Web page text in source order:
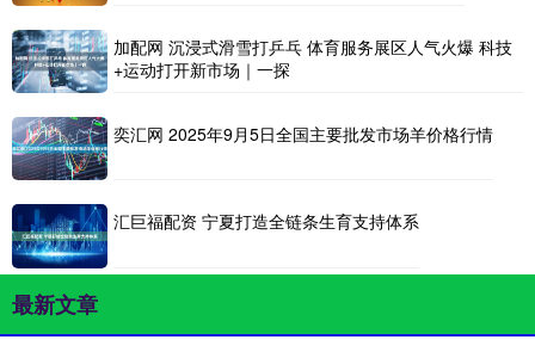
加配网 沉浸式滑雪打乒乓 体育服务展区人气火爆 科技
+运动打开新市场｜一探
奕汇网 2025年9月5日全国主要批发市场羊价格行情
汇巨福配资 宁夏打造全链条生育支持体系
最新文章